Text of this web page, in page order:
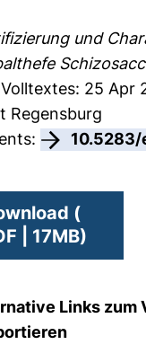
und
25 Apr
Regensburg
10.5283/
(
| 17MB)
Links zum